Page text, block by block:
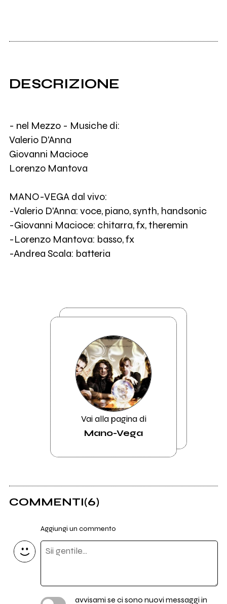
DESCRIZIONE
- nel Mezzo - Musiche di:
Valerio D'Anna
Giovanni Macioce
Lorenzo Mantova
MANO-VEGA dal vivo:
-Valerio D'Anna: voce, piano, synth, handsonic
-Giovanni Macioce: chitarra, fx, theremin
-Lorenzo Mantova: basso, fx
-Andrea Scala: batteria
Vai alla pagina di
Mano-Vega
COMMENTI(6)
Aggiungi un commento
avvisami se ci sono nuovi messaggi in